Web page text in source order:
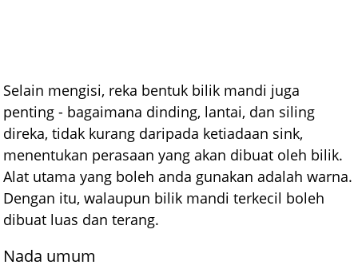
Selain mengisi, reka bentuk bilik mandi juga
penting - bagaimana dinding, lantai, dan siling
direka, tidak kurang daripada ketiadaan sink,
menentukan perasaan yang akan dibuat oleh bilik.
Alat utama yang boleh anda gunakan adalah warna.
Dengan itu, walaupun bilik mandi terkecil boleh
dibuat luas dan terang.
Nada umum